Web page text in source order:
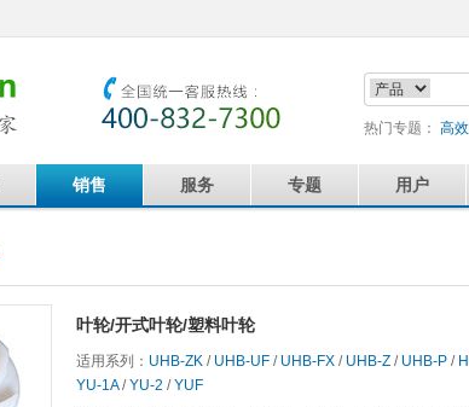
热门专题： 高
销售 服务 专题 用户
叶轮/开式叶轮/塑料叶轮
适用系列： UHB-ZK / UHB-UF / UHB-FX / UHB-Z / UHB-P /
YU-1A/YU-2 /YUF